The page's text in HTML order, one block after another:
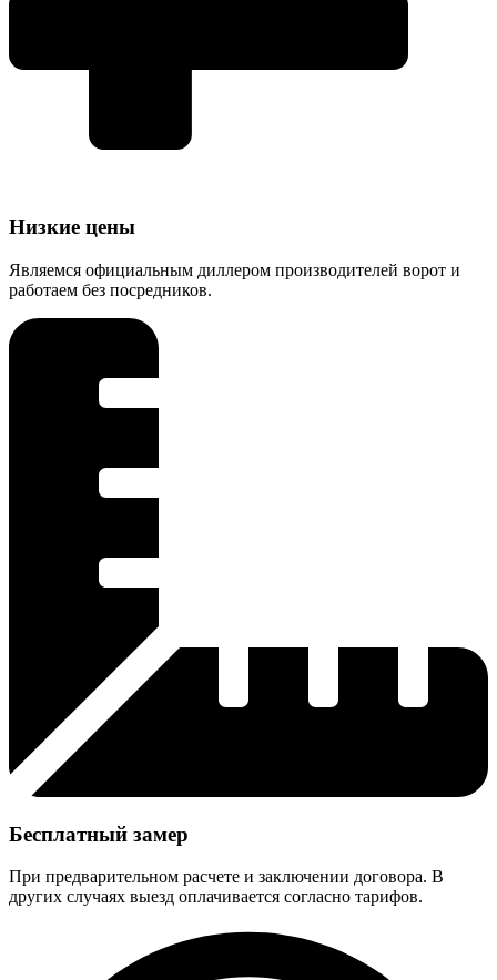
Низкие цены
Являемся официальным диллером производителей ворот и
работаем без посредников.
Бесплатный замер
При предварительном расчете и заключении договора. В
других случаях выезд оплачивается согласно тарифов.